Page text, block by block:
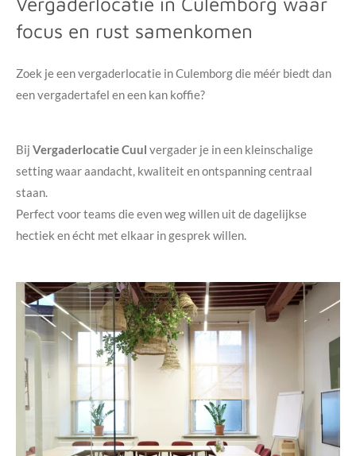
focus en rust samenkomen
Zoek je een vergaderlocatie in Culemborg die méér biedt dan
een vergadertafel en een kan koffie?
Bij Vergaderlocatie Cuul vergader je in een kleinschalige
setting waar aandacht, kwaliteit en ontspanning centraal
staan.
Perfect voor teams die even weg willen uit de dagelijkse
hectiek en écht met elkaar in gesprek willen.